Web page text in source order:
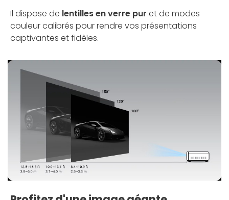
Il dispose de lentilles en verre pur et de modes
couleur calibrés pour rendre vos présentations
captivantes et fidèles.